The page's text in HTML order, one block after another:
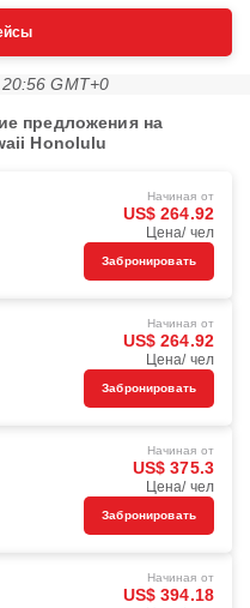
GMT+0
предложения на
Honolulu
Начиная от
US$ 264.92
Цена/ чел
Забронировать
Начиная от
US$ 264.92
Цена/ чел
Забронировать
Начиная от
US$ 375.3
Цена/ чел
Забронировать
Начиная от
US$ 394.18